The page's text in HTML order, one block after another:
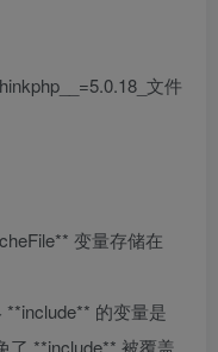
文件
变量存储在
的变量是
了 **include** 被覆盖